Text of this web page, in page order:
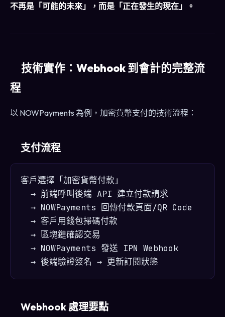
不再是「可能的未來」，而是「正在發生的現在」。
技術實作：Webhook 到會計的完整流
程
以 NOWPayments 為例，加密貨幣支付的技術流程：
支付流程
客戶選擇「加密貨幣付款」
  → 前端呼叫後端 API 建立付款請求
  → NOWPayments 回傳付款頁面/QR Code
  → 客戶用錢包掃碼付款
  → 區塊鏈確認交易
  → NOWPayments 發送 IPN Webhook
Webhook 處理要點